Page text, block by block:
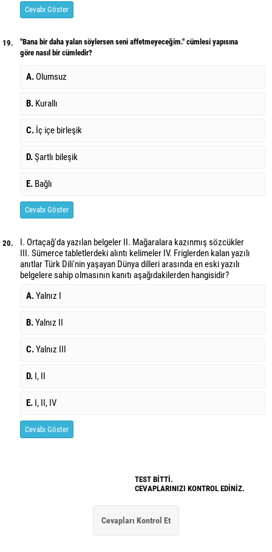
Cevabı Göster
19.
"Bana bir daha yalan söylersen seni affetmeyeceğim." cümlesi yapısına
göre nasıl bir cümledir?
A. Olumsuz
B. Kurallı
C. İç içe birleşik
D.Şartlı bileşik
E. Bağlı
Cevabı Göster
20.
I. Ortaçağ'da yazılan belgeler II. Mağaralara kazınmış sözcükler
III. Sümerce tabletlerdeki alıntı kelimeler IV. Friglerden kalan yazılı
anıtlar Türk Dili'nin yaşayan Dünya dilleri arasında en eski yazılı
belgelere sahip olmasının kanıtı aşağıdakilerden hangisidir?
A.Yalnız I
B.Yalnız II
C.Yalnız III
D. I, II
E. I, II, IV
Cevabı Göster
TEST BİTTİ.
CEVAPLARINIZI KONTROL EDİNİZ.